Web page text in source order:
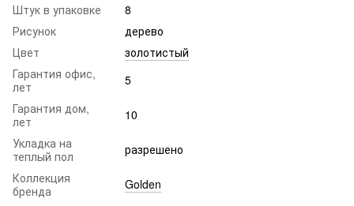
Штук в упаковке
8
Рисунок
дерево
Цвет
золотистый
Гарантия офис,
лет
5
Гарантия дом,
лет
10
Укладка на
теплый пол
разрешено
Коллекция
бренда
Golden